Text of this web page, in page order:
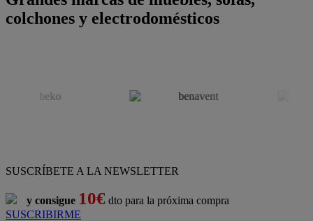
colchones y electrodomésticos
SUSCRÍBETE A LA NEWSLETTER
y consigue 10€ dto para la próxima compra
SUSCRIBIRME